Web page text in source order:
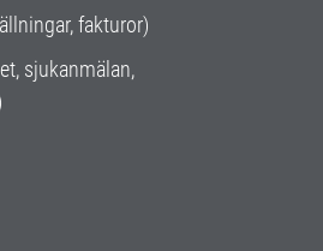
fakturor)
sjukanmälan,